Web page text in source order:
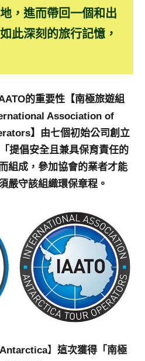
，進而帶回一個和出
此深刻的旅行記憶，
的重要性【南極旅遊組
Association of
】由七個初始公司創立
提倡安全且兼具保育責任的
組成，參加協會的業者才能
嚴守該組織環保章程。
】這次獲得 「 南極